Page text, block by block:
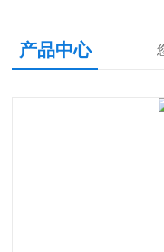
产品中心